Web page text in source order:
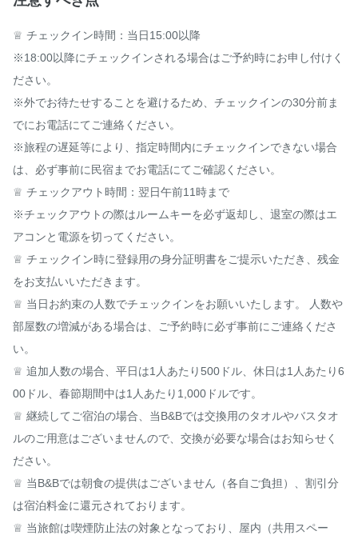
♕ チェックイン時間：当日15:00以降
※18:00以降にチェックインされる場合はご予約時にお申し付けく
ださい。
※外でお待たせすることを避けるため、チェックインの30分前ま
でにお電話にてご連絡ください。
※旅程の遅延等により、指定時間内にチェックインできない場合
は、必ず事前に民宿までお電話にてご確認ください。
♕ チェックアウト時間：翌日午前11時まで
※チェックアウトの際はルームキーを必ず返却し、退室の際はエ
アコンと電源を切ってください。
♕ チェックイン時に登録用の身分証明書をご提示いただき、残金
をお支払いいただきます。
♕ 当日お約束の人数でチェックインをお願いいたします。 人数や
部屋数の増減がある場合は、ご予約時に必ず事前にご連絡くださ
い。
♕ 追加人数の場合、平日は1人あたり500ドル、休日は1人あたり6
00ドル、春節期間中は1人あたり1,000ドルです。
♕ 継続してご宿泊の場合、当B&Bでは交換用のタオルやバスタオ
ルのご用意はございませんので、交換が必要な場合はお知らせく
ださい。
♕ 当B&Bでは朝食の提供はございません（各自ご負担）、割引分
は宿泊料金に還元されております。
♕ 当旅館は喫煙防止法の対象となっており、屋内（共用スペー